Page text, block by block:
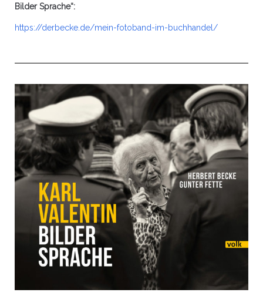
Bilder Sprache“:
https://derbecke.de/mein-fotoband-im-buchhandel/